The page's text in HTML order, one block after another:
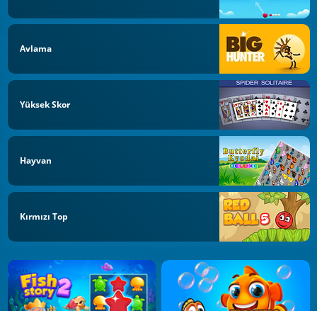
Avlama
Yüksek Skor
Hayvan
Kırmızı Top